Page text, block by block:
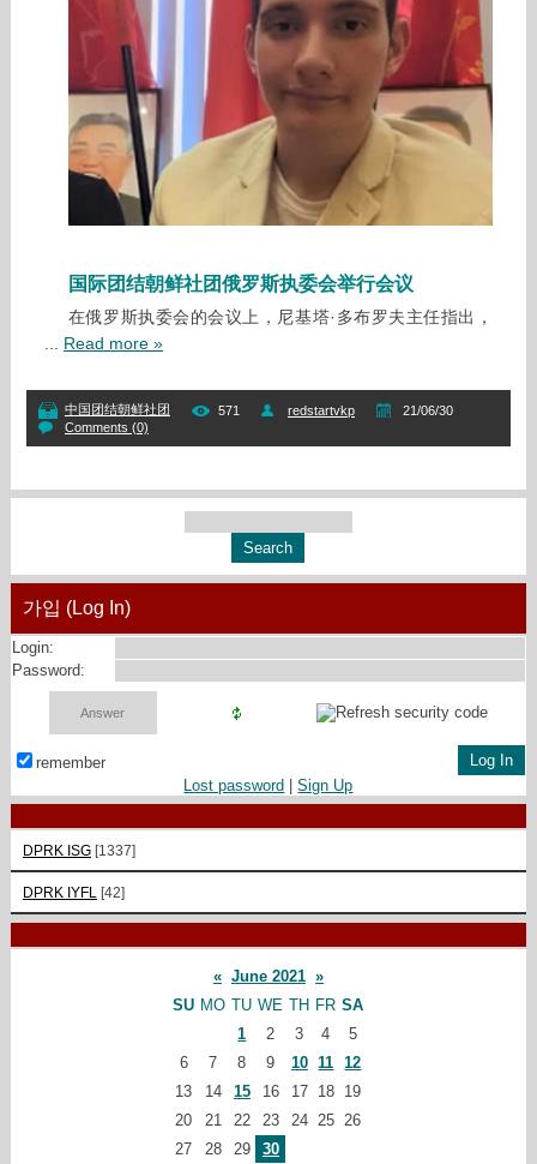
国际团结朝鲜社团俄罗斯执委会举行会议
在俄罗斯执委会的会议上，尼基塔·多布罗夫主任指出，
Read more »
中国团结朝鲜社团 571 redstartvkp
21/06/30
Comments (0)
가입 (Log In)
Login:
Password:
remember
Lost password |Sign Up
DPRK ISG [1337]
DPRK IYFL [42]
« June 2021 »
SU MO TU WE TH FR SA
1
2 3 4
5
6
7 8 9 10 11
12
13
14 15 16 17 18
19
20
21 22 23 24 25 26
27
28 29 30